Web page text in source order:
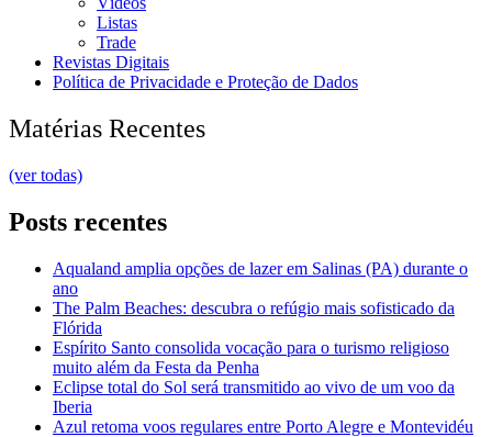
Listas
Trade
Revistas Digitais
Política de Privacidade e Proteção de Dados
Matérias Recentes
(ver todas)
Posts recentes
Aqualand amplia opções de lazer em Salinas (PA) durante o
ano
The Palm Beaches: descubra o refúgio mais sofisticado da
Flórida
Espírito Santo consolida vocação para o turismo religioso
muito além da Festa da Penha
Eclipse total do Sol será transmitido ao vivo de um voo da
Iberia
Azul retoma voos regulares entre Porto Alegre e Montevidéu